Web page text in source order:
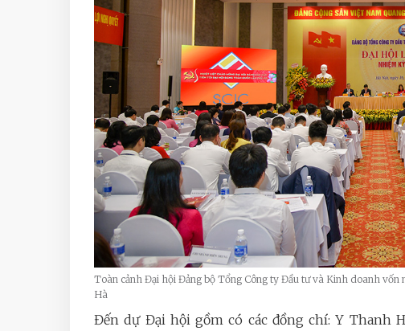
Toàn cảnh Đại hội Đảng bộ Tổng Công ty Đầu tư và Kinh doanh
Hà
Đến dự Đại hội gồm có các đồng chí: Y Thanh